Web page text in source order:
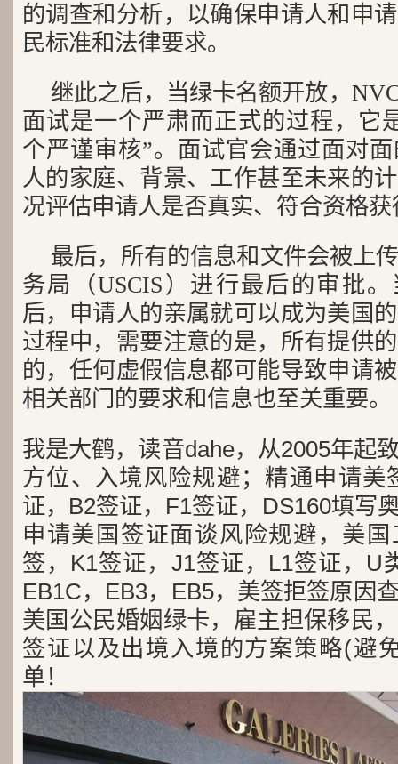
的调查和分析，以确保申请人和申
民标准和法律要求。
继此之后，当绿卡名额开放，
面试是一个严肃而正式的过程，它
个严谨审核”。面试官会通过面对
人的家庭、背景、工作甚至未来的
况评估申请人是否真实、符合资格
最后，所有的信息和文件会被上
务局（USCIS）进行最后的审批
后，申请人的亲属就可以成为美国
过程中，需要注意的是，所有提供
的，任何虚假信息都可能导致申请
相关部门的要求和信息也至关重要。
我是大鹤，读音dahe，从2005年起
方位、入境风险规避；精通申请美
证，B2签证，F1签证，DS160填写
申请美国签证面谈风险规避，美
签，K1签证，J1签证，L1签证，U
EB1C，EB3，EB5，美签拒签原因
美国公民婚姻绿卡，雇主担保移民
签证以及出境入境的方案策略(避
单！